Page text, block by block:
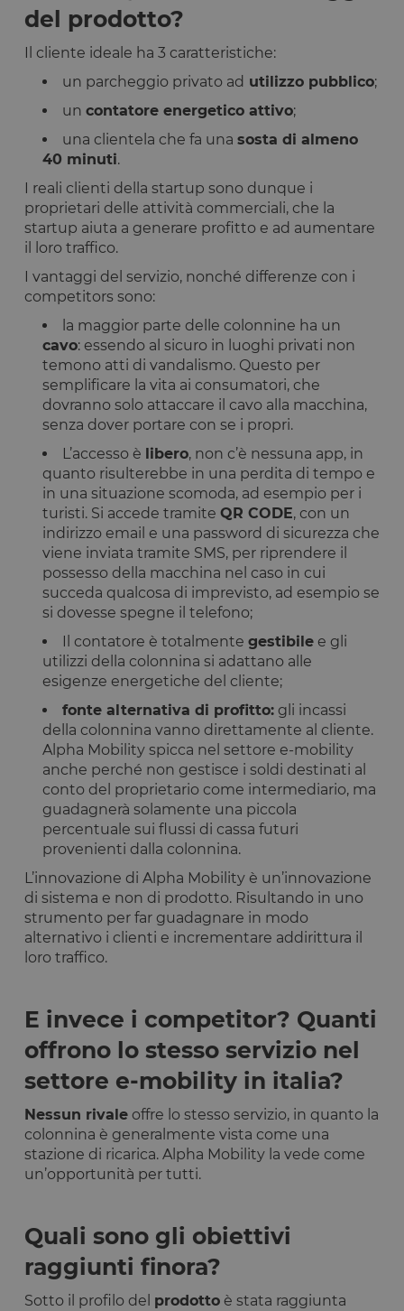
del prodotto?
Il cliente ideale ha 3 caratteristiche:
un parcheggio privato ad utilizzo pubblico;
un contatore energetico attivo;
una clientela che fa una sosta di almeno
40 minuti.
I reali clienti della startup sono dunque i
proprietari delle attività commerciali, che la
startup aiuta a generare profitto e ad aumentare
il loro traffico.
I vantaggi del servizio, nonché differenze con i
competitors sono:
la maggior parte delle colonnine ha un
cavo: essendo al sicuro in luoghi privati non
temono atti di vandalismo. Questo per
semplificare la vita ai consumatori, che
dovranno solo attaccare il cavo alla macchina,
senza dover portare con se i propri.
L’accesso è libero, non c’è nessuna app, in
quanto risulterebbe in una perdita di tempo e
in una situazione scomoda, ad esempio per i
turisti. Si accede tramite QR CODE, con un
indirizzo email e una password di sicurezza che
viene inviata tramite SMS, per riprendere il
possesso della macchina nel caso in cui
succeda qualcosa di imprevisto, ad esempio se
si dovesse spegne il telefono;
Il contatore è totalmente gestibile e gli
utilizzi della colonnina si adattano alle
esigenze energetiche del cliente;
fonte alternativa di profitto: gli incassi
della colonnina vanno direttamente al cliente.
Alpha Mobility spicca nel settore e-mobility
anche perché non gestisce i soldi destinati al
conto del proprietario come intermediario, ma
guadagnerà solamente una piccola
percentuale sui flussi di cassa futuri
provenienti dalla colonnina.
L’innovazione di Alpha Mobility è un’innovazione
di sistema e non di prodotto. Risultando in uno
strumento per far guadagnare in modo
alternativo i clienti e incrementare addirittura il
loro traffico.
E invece i competitor? Quanti
offrono lo stesso servizio nel
settore e-mobility in italia?
Nessun rivale offre lo stesso servizio, in quanto la
colonnina è generalmente vista come una
stazione di ricarica. Alpha Mobility la vede come
un’opportunità per tutti.
Quali sono gli obiettivi
raggiunti finora?
Sotto il profilo del prodotto è stata raggiunta